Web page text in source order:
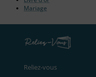
Mariage
Reliez‑vous